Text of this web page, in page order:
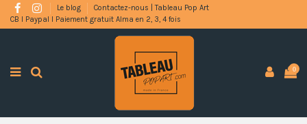
Le blog
Contactez-nous | Tableau Pop Art
CB l Paypal l Paiement gratuit Alma en 2, 3, 4 fois
0